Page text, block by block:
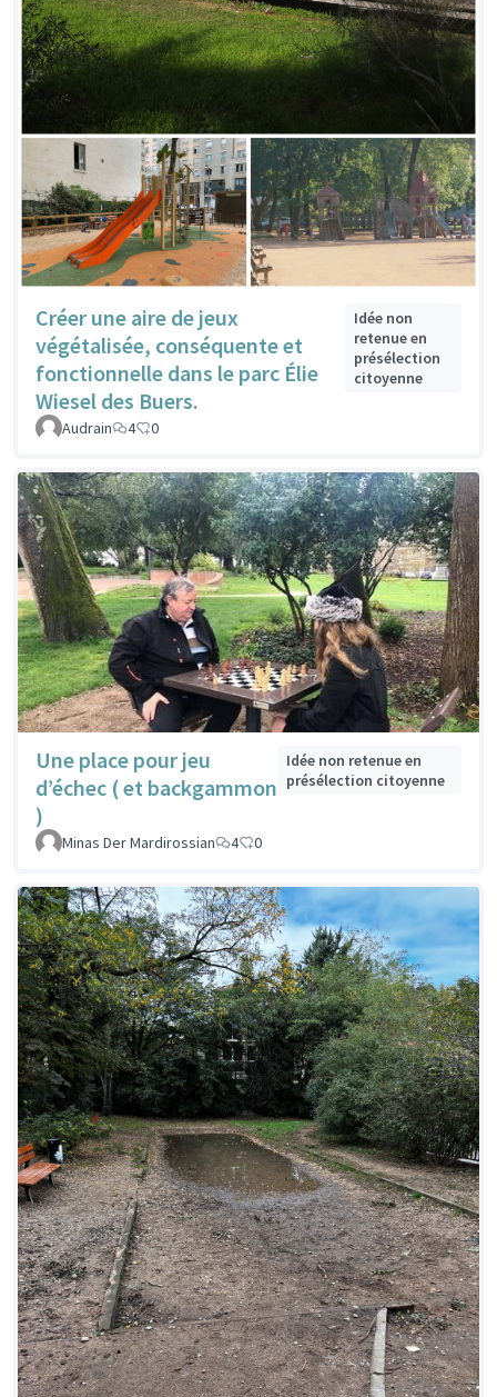
Créer une aire de jeux
végétalisée, conséquente et
fonctionnelle dans le parc Élie
Wiesel des Buers.
Idée non
retenue en
présélection
citoyenne
Audrain 4 0
Une place pour jeu
d’échec ( et backgammon
)
Idée non retenue en
présélection citoyenne
Minas Der Mardirossian 4 0